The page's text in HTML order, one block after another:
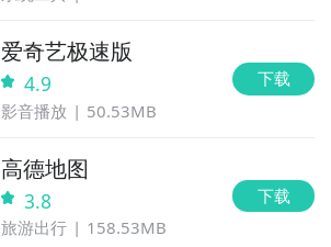
爱奇艺极速版
4.9
影音播放 50.53MB
下载
高德地图
3.8
旅游出行 158.53MB
下载